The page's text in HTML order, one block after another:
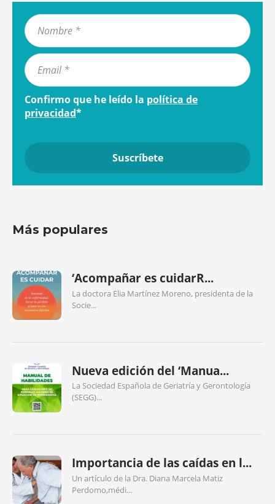
Confirmo que he leído la política de
privacidad*
Más populares
‘Acompañar es cuidarR...
La doctora Elia Martínez Moreno, presidenta de la
Socie...
Nueva edición del ‘Manua...
La Sociedad Española de Geriatría y Gerontología
(SEGG)...
Importancia de las caídas en l...
Un artículo de la Dra. Diana Marcela Matiz
Perdomo,médi...